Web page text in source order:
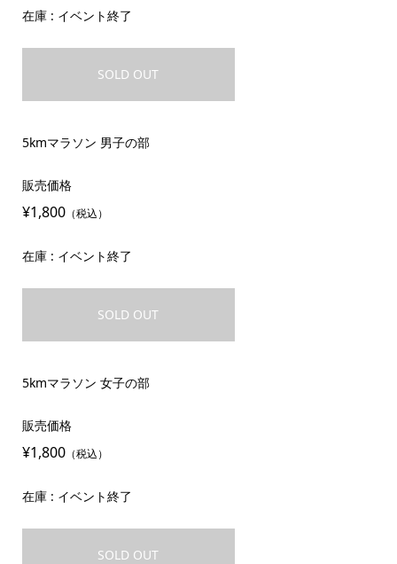
在庫 : イベント終了
SOLD OUT
5kmマラソン 男子の部
販売価格
¥1,800（税込）
在庫 : イベント終了
SOLD OUT
5kmマラソン 女子の部
販売価格
¥1,800（税込）
在庫 : イベント終了
SOLD OUT